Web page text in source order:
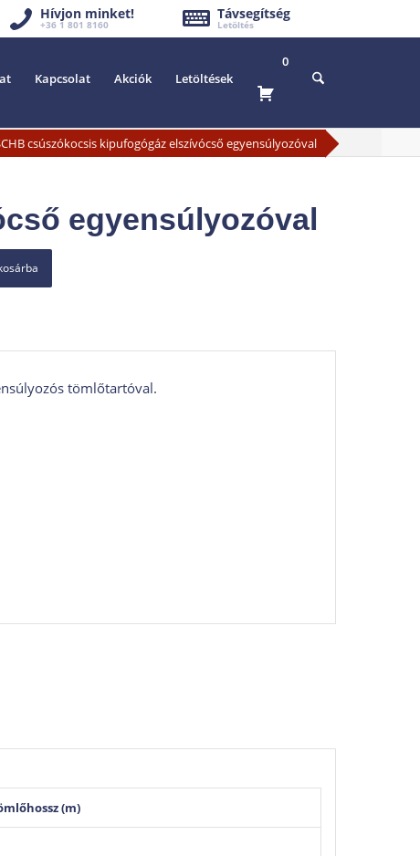
Hívjon minket!
+36 1 801 8160
Távsegítség
Letöltés
Kapcsolat Akciók Letöltések
0
csúszókocsis kipufogógáz elszívócső egyensúlyozóval
egyensúlyozóval
tömlőtartóval.
(m)